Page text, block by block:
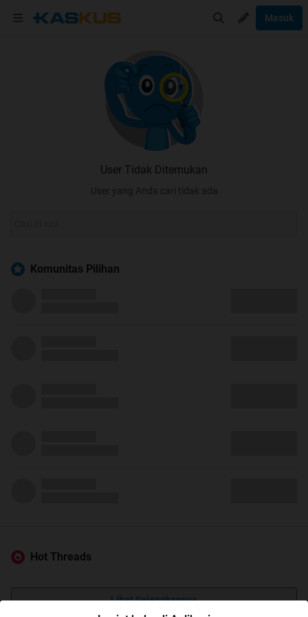
Masuk
User Tidak Ditemukan
User yang Anda cari tidak ada
Komunitas Pilihan
Hot Threads
Lihat Selengkapnya